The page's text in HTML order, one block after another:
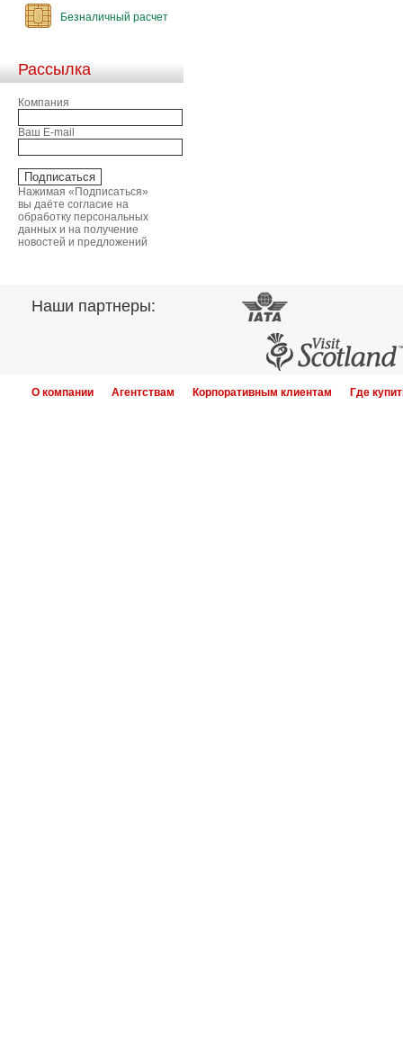
Безналичный расчет
Рассылка
Компания
Ваш E-mail
Нажимая «Подписаться»
вы даёте согласие на
обработку персональных
данных и на получение
новостей и предложений
Наши партнеры:
О компании Агентствам Корпоративным клиентам Где